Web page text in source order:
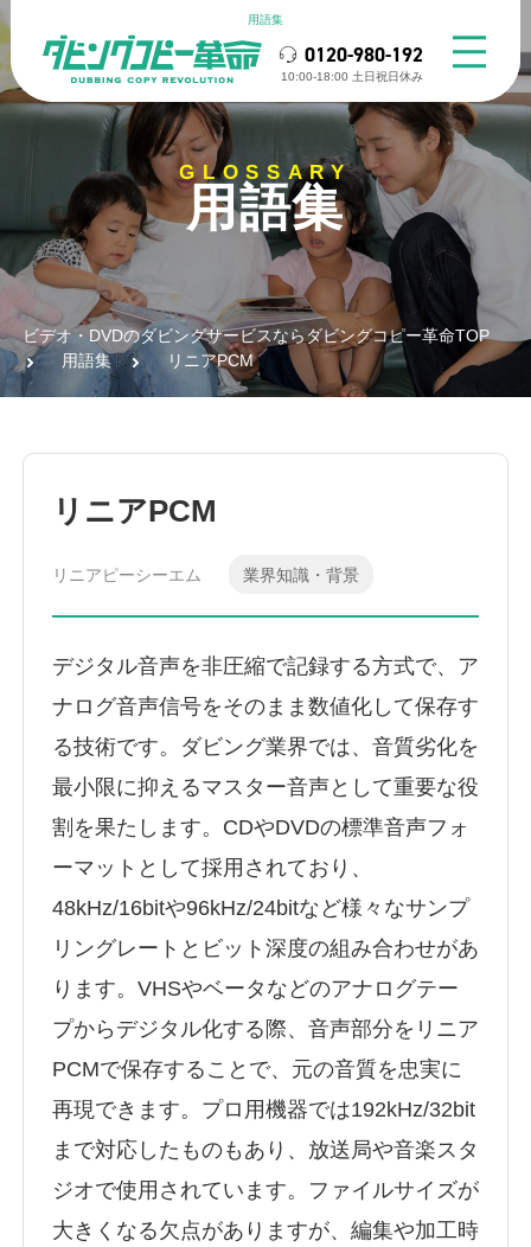
用語集
0120-980-192
10:00-18:00 ⼟⽇祝⽇休み
GLOSSARY
用語集
ビデオ・DVDのダビングサービスならダビングコピー革命TOP
用語集
リニアPCM
リニアPCM
リニアピーシーエム 業界知識・背景
デジタル音声を非圧縮で記録する方式で、ア
ナログ音声信号をそのまま数値化して保存す
る技術です。ダビング業界では、音質劣化を
最小限に抑えるマスター音声として重要な役
割を果たします。CDやDVDの標準音声フォ
ーマットとして採用されており、
48kHz/16bitや96kHz/24bitなど様々なサンプ
リングレートとビット深度の組み合わせがあ
ります。VHSやベータなどのアナログテー
プからデジタル化する際、音声部分をリニア
PCMで保存することで、元の音質を忠実に
再現できます。プロ用機器では192kHz/32bit
まで対応したものもあり、放送局や音楽スタ
ジオで使用されています。ファイルサイズが
大きくなる欠点がありますが、編集や加工時